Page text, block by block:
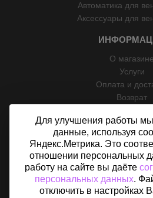
Автоматика для
Аксессуары для
О магазине
Услуги
Оплата и
Возврат
Контакты
Политика
Согласие на обработку
Карта
Для улучшения работы
данные, используя
Яндекс.Метрика. Это
отношении персональных
работу на сайте вы даёте
персональных данных.
отключить в настройках